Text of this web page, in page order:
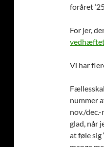
foråret
For jer,
Vi har
nummer
nov./
glad, når
at føle sig